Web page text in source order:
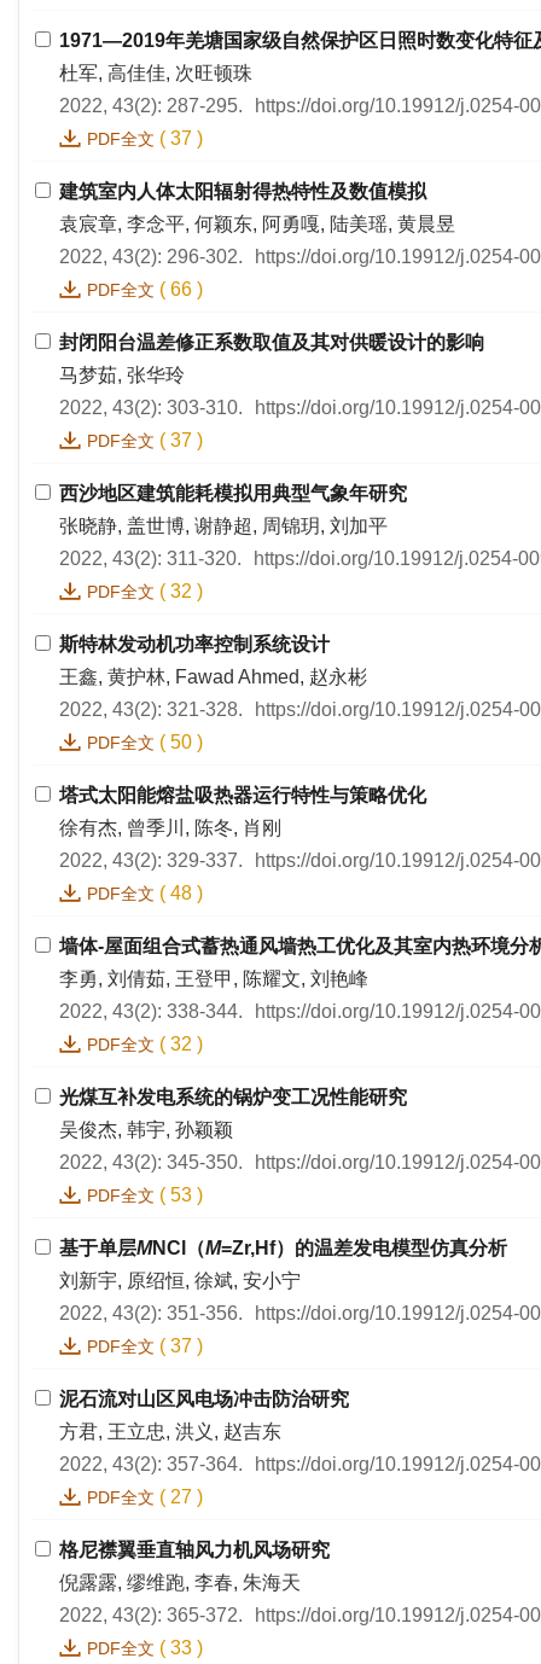
1971—2019年羌塘国家级自然保护区日照时数变化特征
杜军, 高佳佳, 次旺顿珠
2022, 43(2): 287-295.
https://doi.org/10.19912/j.0254-
PDF全文 ( 37 )
建筑室内人体太阳辐射得热特性及数值模拟
袁宸章, 李念平, 何颖东, 阿勇嘎, 陆美瑶, 黄晨昱
2022, 43(2): 296-302.
https://doi.org/10.19912/j.0254-
PDF全文 ( 66 )
封闭阳台温差修正系数取值及其对供暖设计的影响
马梦茹, 张华玲
2022, 43(2): 303-310.
https://doi.org/10.19912/j.0254-
PDF全文 ( 37 )
西沙地区建筑能耗模拟用典型气象年研究
张晓静, 盖世博, 谢静超, 周锦玥, 刘加平
2022, 43(2): 311-320.
https://doi.org/10.19912/j.0254-
PDF全文 ( 32 )
斯特林发动机功率控制系统设计
王鑫, 黄护林, Fawad Ahmed, 赵永彬
2022, 43(2): 321-328.
https://doi.org/10.19912/j.0254-
PDF全文 ( 50 )
塔式太阳能熔盐吸热器运行特性与策略优化
徐有杰, 曾季川, 陈冬, 肖刚
2022, 43(2): 329-337.
https://doi.org/10.19912/j.0254-
PDF全文 ( 48 )
墙体-屋面组合式蓄热通风墙热工优化及其室内热环境分
李勇, 刘倩茹, 王登甲, 陈耀文, 刘艳峰
2022, 43(2): 338-344.
https://doi.org/10.19912/j.0254-
PDF全文 ( 32 )
光煤互补发电系统的锅炉变工况性能研究
吴俊杰, 韩宇, 孙颖颖
2022, 43(2): 345-350.
https://doi.org/10.19912/j.0254-
PDF全文 ( 53 )
基于单层MNCl（M=Zr,Hf）的温差发电模型仿真分析
刘新宇, 原绍恒, 徐斌, 安小宁
2022, 43(2): 351-356.
https://doi.org/10.19912/j.0254-
PDF全文 ( 37 )
泥石流对山区风电场冲击防治研究
方君, 王立忠, 洪义, 赵吉东
2022, 43(2): 357-364.
https://doi.org/10.19912/j.0254-
PDF全文 ( 27 )
格尼襟翼垂直轴风力机风场研究
倪露露, 缪维跑, 李春, 朱海天
2022, 43(2): 365-372.
https://doi.org/10.19912/j.0254-
PDF全文 ( 33 )